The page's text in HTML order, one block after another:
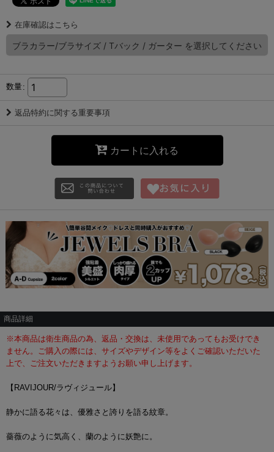
在庫確認はこちら
ブラカラー/ブラサイズ / Tバック / ガーター を選択してください
数量:
返品特約に関する重要事項
カートに入れる
商品詳細
※本商品は衛生商品の為、返品・交換は、未使用であってもお受けでき
ません。ご購入の際には、サイズやデザイン等をよくご確認いただいた
上で、ご注文いただきますようお願い申し上げます。
【RAVIJOUR/ラヴィジュール】
静かに語る花々は、優雅さと誇りを語る紋章。
薔薇のように気高く、蘭のように妖艶に。